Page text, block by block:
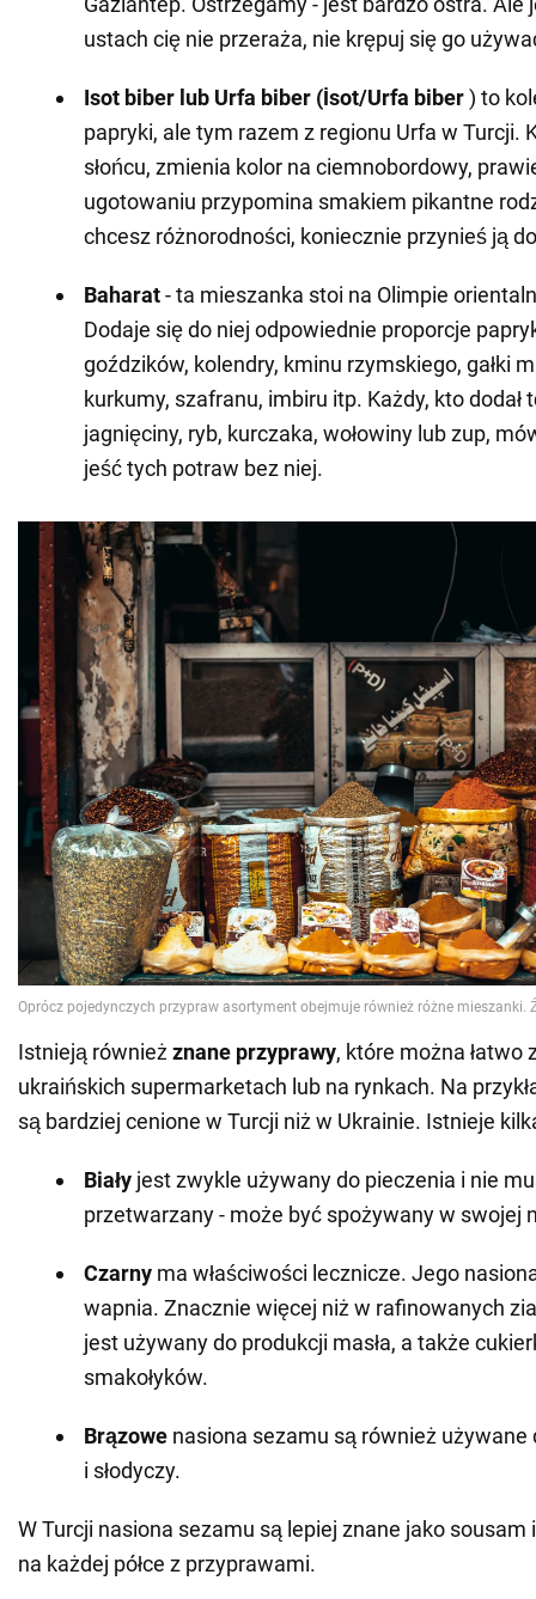
ustach cię nie przeraża, nie krępuj się go
Isot biber lub Urfa biber (İsot/Urfa biber) to
papryki, ale tym razem z regionu Urfa w Turcji.
słońcu, zmienia kolor na ciemnobordowy,
ugotowaniu przypomina smakiem pikantne
chcesz różnorodności, koniecznie przynieś ją
Baharat- ta mieszanka stoi na Olimpie
Dodaje się do niej odpowiednie proporcje
goździków, kolendry, kminu rzymskiego, gałki
kurkumy, szafranu, imbiru itp. Każdy, kto dodał
jagnięciny, ryb, kurczaka, wołowiny lub zup,
jeść tych potraw bez niej.
Istnieją równieżznane przyprawy, które można łatwo
ukraińskich supermarketach lub na rynkach. Na
są bardziej cenione w Turcji niż w Ukrainie. Istnieje
Biały jest zwykle używany do pieczenia i nie
przetwarzany - może być spożywany w swojej
Czarny ma właściwości lecznicze. Jego
wapnia. Znacznie więcej niż w rafinowanych
jest używany do produkcji masła, a także
smakołyków.
Brązowe nasiona sezamu są również używane
i słodyczy.
W Turcji nasiona sezamu są lepiej znane jako sousam
na każdej półce z przyprawami.